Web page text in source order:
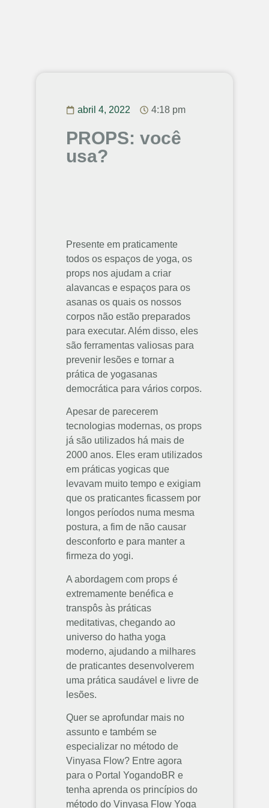
abril 4, 2022 4:18 pm
PROPS: você
usa?
Presente em praticamente
todos os espaços de yoga, os
props nos ajudam a criar
alavancas e espaços para os
asanas os quais os nossos
corpos não estão preparados
para executar. Além disso, eles
são ferramentas valiosas para
prevenir lesões e tornar a
prática de yogasanas
democrática para vários corpos.
Apesar de parecerem
tecnologias modernas, os props
já são utilizados há mais de
2000 anos. Eles eram utilizados
em práticas yogicas que
levavam muito tempo e exigiam
que os praticantes ficassem por
longos períodos numa mesma
postura, a fim de não causar
desconforto e para manter a
firmeza do yogi.
A abordagem com props é
extremamente benéfica e
transpôs às práticas
meditativas, chegando ao
universo do hatha yoga
moderno, ajudando a milhares
de praticantes desenvolverem
uma prática saudável e livre de
lesões.
Quer se aprofundar mais no
assunto e também se
especializar no método de
Vinyasa Flow? Entre agora
para o Portal YogandoBR e
tenha aprenda os princípios do
método do Vinyasa Flow Yoga